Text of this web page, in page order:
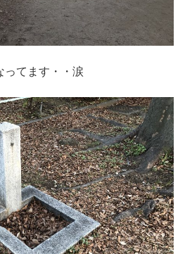
ってます・・涙